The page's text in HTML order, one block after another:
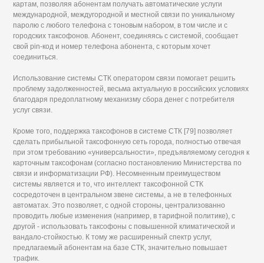
картам, позволяя абонентам получать автоматические услуги
международной, междугородной и местной связи по уникальному
паролю с любого телефона с тоновым набором, в том числе и с
городских таксофонов. Абонент, соединяясь с системой, сообщает
свой pin-код и номер телефона абонента, с которым хочет
соединиться.
Использование системы СТК оператором связи помогает решить
проблему задолженностей, весьма актуальную в российских условиях
благодаря предоплатному механизму сбора денег с потребителя
услуг связи.
Кроме того, поддержка таксофонов в системе СТК [79] позволяет
сделать прибыльной таксофонную сеть города, полностью отвечая
при этом требованию «универсальности», предъявляемому сегодня к
карточным таксофонам (согласно постановлению Министерства по
связи и информатизации РФ). Несомненным преимуществом
системы является и то, что интеллект таксофонной СТК
сосредоточен в центральном звене системы, а не в телефонных
автоматах. Это позволяет, с одной стороны, централизованно
проводить любые изменения (например, в тарифной политике), с
другой - использовать таксофоны с повышенной климатической и
вандало-стойкостью. К тому же расширенный спектр услуг,
предлагаемый абонентам на базе СТК, значительно повышает
трафик.